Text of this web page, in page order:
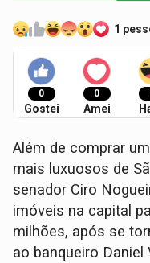
1
0
Gostei
0
Amei
Além de comprar
mais luxuosos de
senador Ciro
imóveis na capital
milhões, após se
ao banqueiro